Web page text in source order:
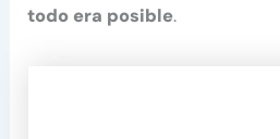
todo era posible.